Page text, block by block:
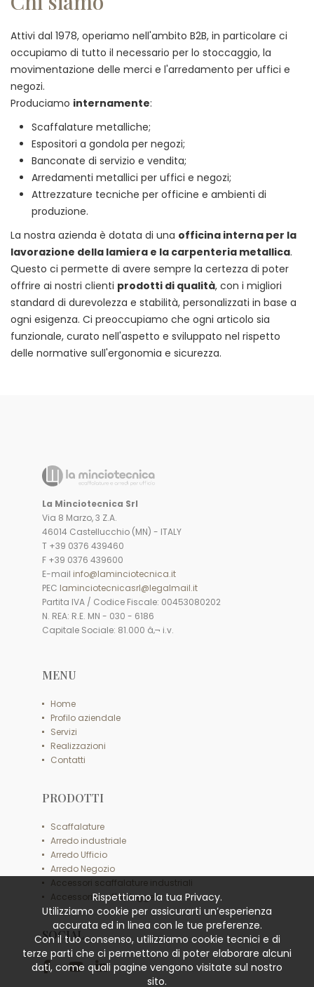
Attivi dal 1978, operiamo nell'ambito B2B, in particolare ci
occupiamo di tutto il necessario per lo stoccaggio, la
movimentazione delle merci e l'arredamento per uffici e
negozi.
Produciamo internamente:
Scaffalature metalliche;
Espositori a gondola per negozi;
Banconate di servizio e vendita;
Arredamenti metallici per uffici e negozi;
Attrezzature tecniche per officine e ambienti di
produzione.
La nostra azienda è dotata di una officina interna per la
lavorazione della lamiera e la carpenteria metallica.
Questo ci permette di avere sempre la certezza di poter
offrire ai nostri clienti prodotti di qualità, con i migliori
standard di durevolezza e stabilità, personalizzati in base a
ogni esigenza. Ci preoccupiamo che ogni articolo sia
funzionale, curato nell'aspetto e sviluppato nel rispetto
delle normative sull'ergonomia e sicurezza.
La Minciotecnica Srl
Via 8 Marzo, 3 Z.A.
46014 Castellucchio (MN) - ITALY
T +39 0376 439460
F +39 0376 439600
E-mail info@laminciotecnica.it
PEC laminciotecnicasrl@legalmail.it
Partita IVA / Codice Fiscale: 00453080202
N. REA: R.E. MN - 030 - 6186
Capitale Sociale: 81.000 â‚¬ i.v.
MENU
Home
Profilo aziendale
Servizi
Realizzazioni
Contatti
PRODOTTI
Scaffalature
Arredo industriale
Arredo Ufficio
Arredo Negozio
Accessori scaffalature industriali
Accessori scaffali leggeri
SOCIAL
Rispettiamo la tua Privacy.
Utilizziamo cookie per assicurarti un’esperienza
accurata ed in linea con le tue preferenze.
Con il tuo consenso, utilizziamo cookie tecnici e di
terze parti che ci permettono di poter elaborare alcuni
dati, come quali pagine vengono visitate sul nostro
sito.